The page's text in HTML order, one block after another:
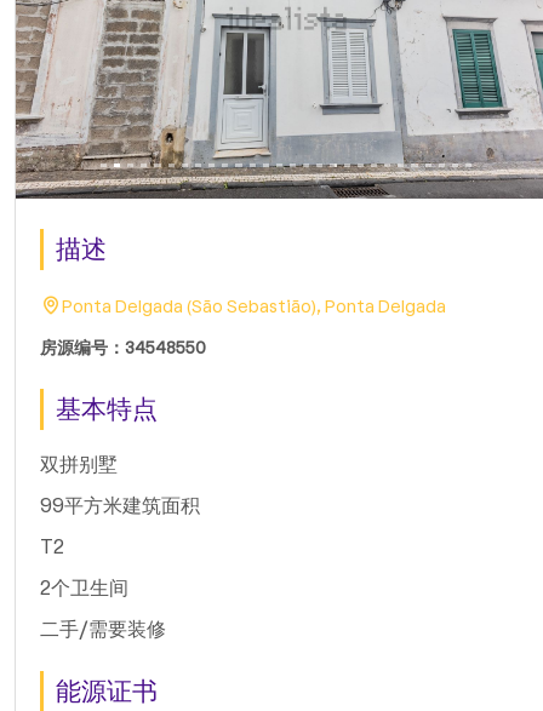
描述
Ponta Delgada (São Sebastião), Ponta Delgada
房源编号：34548550
基本特点
双拼别墅
99平方米建筑面积
T2
2个卫生间
二手/需要装修
能源证书